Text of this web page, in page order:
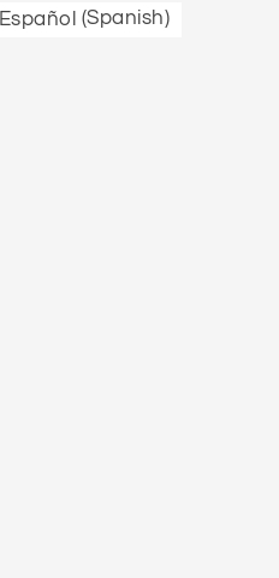
Español (Spanish)